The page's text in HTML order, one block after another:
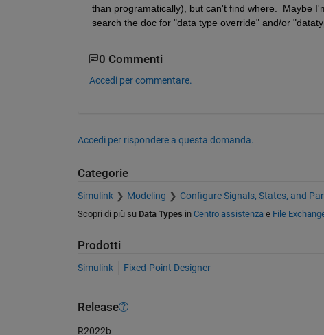
than programatically), but can't find where.  Maybe
search the doc for "data type override" and/or
0 Commenti
Accedi per commentare.
Accedi per rispondere a questa domanda.
Categorie
Simulink Modeling Configure Signals, States, and
Scopri di più su Data Types in Centro assistenza e File
Prodotti
Simulink Fixed-Point Designer
Release
R2022b